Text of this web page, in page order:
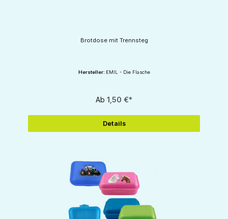
Brotdose mit Trennsteg
Hersteller: EMIL - Die Flasche
Ab 1,50 €*
Details